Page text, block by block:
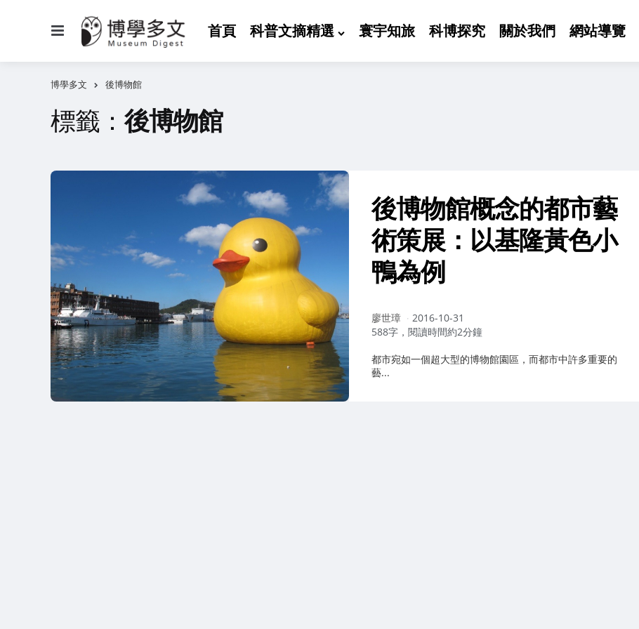
首頁 科普文摘精選 寰宇知旅 科博探究 關於我們 網站導覽
博學多文 後博物館
標籤： 後博物館
後博物館概念的都市藝
術策展：以基隆黃色小
鴨為例
作
者：
廖世璋
2016-10-31
588字，閱讀時間約2分鐘
都市宛如一個超大型的博物館園區，而都市中許多重要的
藝...